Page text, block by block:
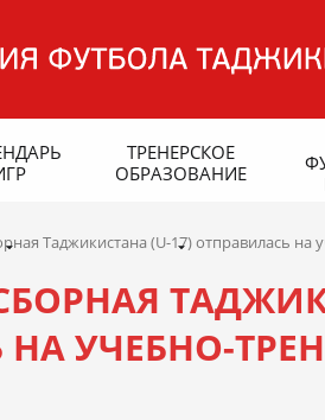
ТРЕНЕРСКОЕ
ОБРАЗОВАНИЕ
Таджикистана (U-17) отправилась
НА УЧЕБНО-